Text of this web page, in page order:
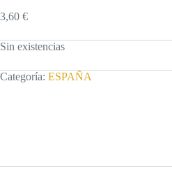
3,60 €
Sin existencias
Categoría: ESPAÑA